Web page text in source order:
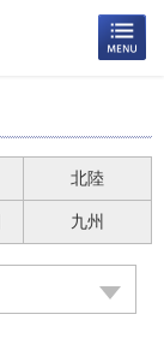
北陸
九州